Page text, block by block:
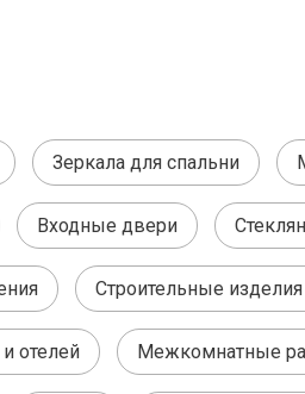
Зеркала для спальни
Входные двери
Строительные
отелей Межкомнатные